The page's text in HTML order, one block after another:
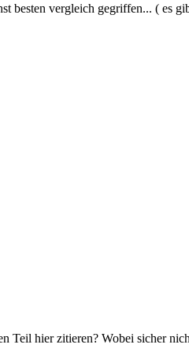
besten vergleich gegriffen... ( es
hier zitieren? Wobei sicher